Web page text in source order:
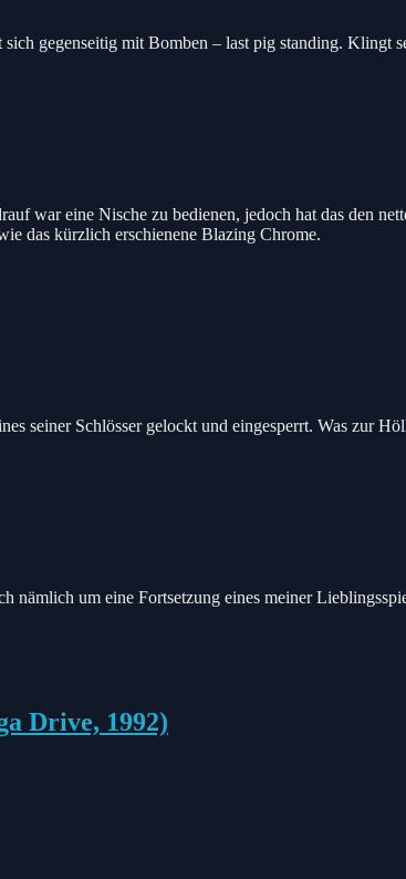
gegenseitig mit Bomben – last pig standing. Klingt
war eine Nische zu bedienen, jedoch hat das den
das kürzlich erschienene Blazing Chrome.
seiner Schlösser gelockt und eingesperrt. Was zur
nämlich um eine Fortsetzung eines meiner
Drive, 1992)